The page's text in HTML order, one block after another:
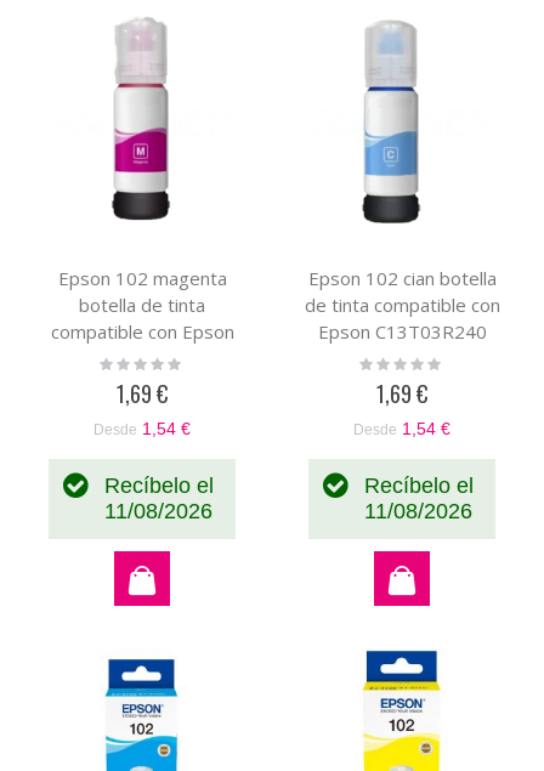
Epson 102 magenta
botella de tinta
compatible con Epson
C13T03R340
Rating:
1,69 €
Desde 1,54 €
Recíbelo el
11/08/2026
Epson 102 cian botella
de tinta compatible con
Epson C13T03R240
Rating:
1,69 €
Desde 1,54 €
Recíbelo el
11/08/2026